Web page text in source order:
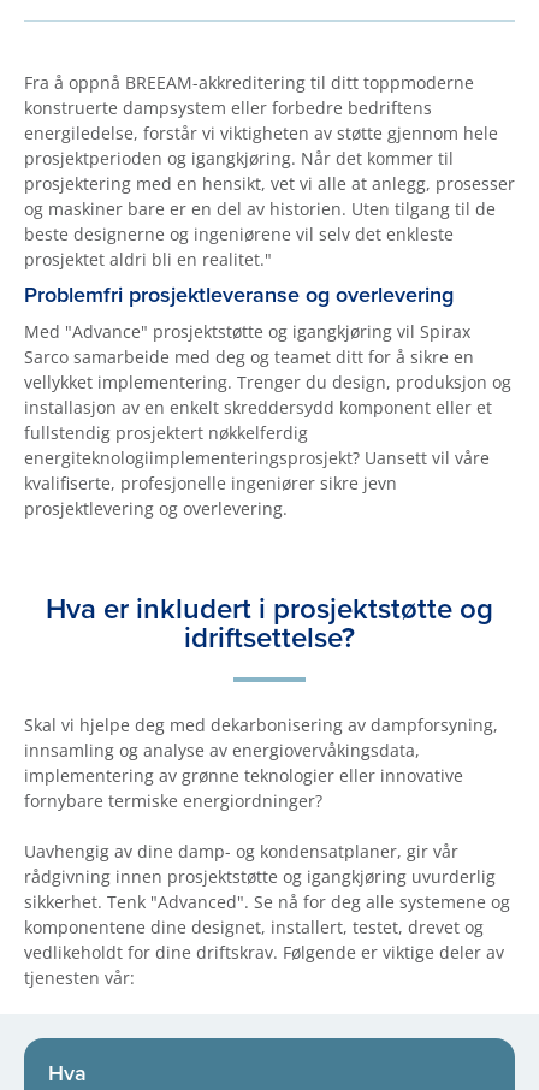
Fra å oppnå BREEAM-akkreditering til ditt toppmoderne
konstruerte dampsystem eller forbedre bedriftens
energiledelse, forstår vi viktigheten av støtte gjennom hele
prosjektperioden og igangkjøring. Når det kommer til
prosjektering med en hensikt, vet vi alle at anlegg, prosesser
og maskiner bare er en del av historien. Uten tilgang til de
beste designerne og ingeniørene vil selv det enkleste
prosjektet aldri bli en realitet."
Problemfri prosjektleveranse og overlevering
Med "Advance" prosjektstøtte og igangkjøring vil Spirax
Sarco samarbeide med deg og teamet ditt for å sikre en
vellykket implementering. Trenger du design, produksjon og
installasjon av en enkelt skreddersydd komponent eller et
fullstendig prosjektert nøkkelferdig
energiteknologiimplementeringsprosjekt? Uansett vil våre
kvalifiserte, profesjonelle ingeniører sikre jevn
prosjektlevering og overlevering.
Hva er inkludert i prosjektstøtte og
idriftsettelse?
Skal vi hjelpe deg med dekarbonisering av dampforsyning,
innsamling og analyse av energiovervåkingsdata,
implementering av grønne teknologier eller innovative
fornybare termiske energiordninger?
Uavhengig av dine damp- og kondensatplaner, gir vår
rådgivning innen prosjektstøtte og igangkjøring uvurderlig
sikkerhet. Tenk "Advanced". Se nå for deg alle systemene og
komponentene dine designet, installert, testet, drevet og
vedlikeholdt for dine driftskrav. Følgende er viktige deler av
tjenesten vår:
Hva